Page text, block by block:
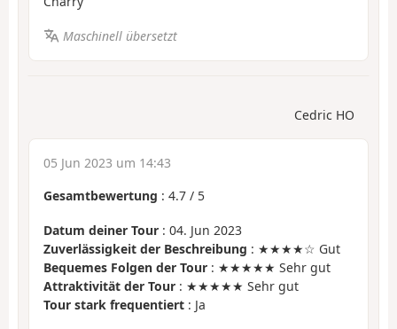
Maschinell übersetzt
Cedric HO
05 Jun 2023 um 14:43
Gesamtbewertung : 4.7 / 5
Datum deiner Tour : 04. Jun 2023
Zuverlässigkeit der Beschreibung : ★★★★☆ Gut
Bequemes Folgen der Tour : ★★★★★ Sehr gut
Attraktivität der Tour : ★★★★★ Sehr gut
Tour stark frequentiert : Ja